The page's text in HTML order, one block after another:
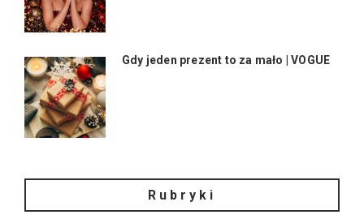
Gdy jeden prezent to za mało | VOGUE
Rubryki